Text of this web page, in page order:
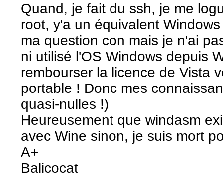
Quand, je fait du ssh, je me
root, y'a un équivalent
ma question con mais je n'ai
ni utilisé l'OS Windows depuis
rembourser la licence de Vista
portable ! Donc mes
quasi-nulles !)
Heureusement que windasm
avec Wine sinon, je suis mort
A+
Balicocat